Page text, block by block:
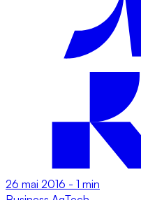
26 mai 2016 - 1 min